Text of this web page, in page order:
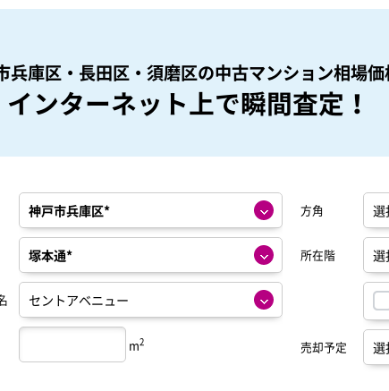
兵庫区・長田区・須磨区の中古マンション相場
インターネット上で瞬間査定！
m2
方角
所在階
売却予定